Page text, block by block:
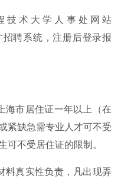
技术大学人事处网站
招聘系统，注册后登录报
海市居住证一年以上（在
紧缺急需专业人才可不受
可不受居住证的限制。
料真实性负责，凡出现弄